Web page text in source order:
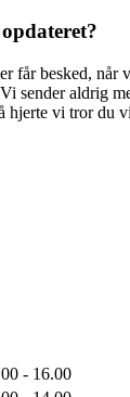
får besked, når
sender aldrig
hjerte vi tror du
- 16.00